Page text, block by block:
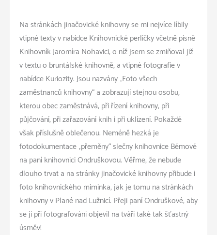
Na stránkách jinačovické knihovny se mi nejvíce líbily
vtipné texty v nabídce Knihovnické perličky včetně písně
Knihovník Jaromíra Nohavici, o níž jsem se zmiňoval již
v textu o bruntálské knihovně, a vtipné fotografie v
nabídce Kuriozity. Jsou nazvány „Foto všech
zaměstnanců knihovny“ a zobrazují stejnou osobu,
kterou obec zaměstnává, při řízení knihovny, při
půjčování, při zařazování knih i při uklízení. Pokaždé
však příslušně oblečenou. Neméně hezká je
fotodokumentace „přeměny“ slečny knihovnice Bémové
na paní knihovnici Ondruškovou. Věřme, že nebude
dlouho trvat a na stránky jinačovické knihovny přibude i
foto knihovnického miminka, jak je tomu na stránkách
knihovny v Plané nad Lužnicí. Přeji paní Ondruškové, aby
se jí při fotografování objevil na tváři také tak šťastný
úsměv!